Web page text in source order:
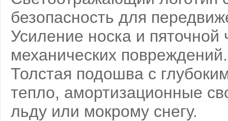
безопасность для
Усиление носка и
механических повреждений.
Толстая подошва с
тепло, амортизационные
льду или мокрому снегу.